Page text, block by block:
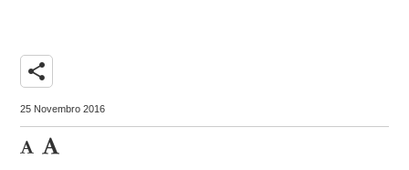
share
25 Novembro 2016